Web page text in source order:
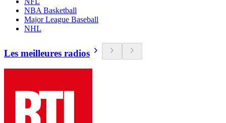
NBA Basketball
Major League Baseball
NHL
Les meilleures radios